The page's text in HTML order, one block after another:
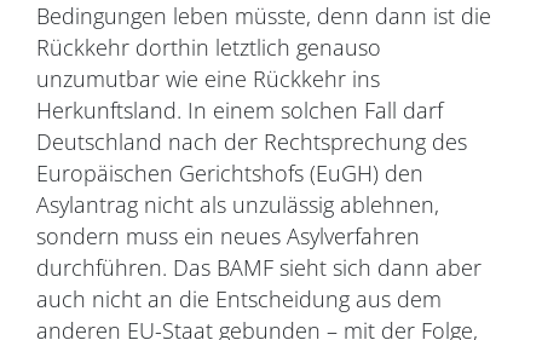
Bedingungen leben müsste, denn dann ist die
Rückkehr dorthin letztlich genauso
unzumutbar wie eine Rückkehr ins
Herkunftsland. In einem solchen Fall darf
Deutschland nach der Rechtsprechung des
Europäischen Gerichtshofs (EuGH) den
Asylantrag nicht als unzulässig ablehnen,
sondern muss ein neues Asylverfahren
durchführen. Das BAMF sieht sich dann aber
auch nicht an die Entscheidung aus dem
anderen EU-Staat gebunden – mit der Folge,